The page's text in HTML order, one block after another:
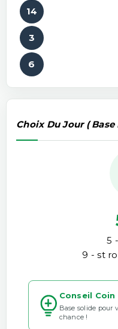
14
3
6
Choix Du Jour (
5
9 - st
Conseil
Base solide pour
chance !